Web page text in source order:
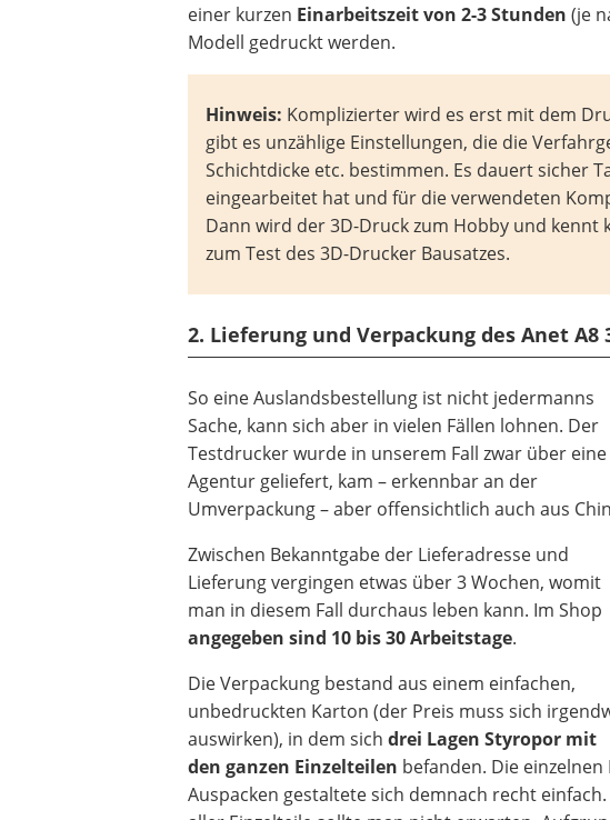
einer kurzen Einarbeitszeit von 2-3 Stunden (je
Modell gedruckt werden.
Hinweis: Komplizierter wird es erst mit dem
gibt es unzählige Einstellungen, die die
Schichtdicke etc. bestimmen. Es dauert sicher
eingearbeitet hat und für die verwendeten
Dann wird der 3D-Druck zum Hobby und
zum Test des 3D-Drucker Bausatzes.
2. Lieferung und Verpackung des Anet A8
So eine Auslandsbestellung ist nicht jedermanns
Sache, kann sich aber in vielen Fällen lohnen. Der
Testdrucker wurde in unserem Fall zwar über eine
Agentur geliefert, kam – erkennbar an der
Umverpackung – aber offensichtlich auch aus
Zwischen Bekanntgabe der Lieferadresse und
Lieferung vergingen etwas über 3 Wochen, womit
man in diesem Fall durchaus leben kann. Im Shop
angegeben sind 10 bis 30 Arbeitstage.
Die Verpackung bestand aus einem einfachen,
unbedruckten Karton (der Preis muss sich
auswirken), in dem sichdrei Lagen Styropor mit
den ganzen Einzelteilen befanden. Die
Auspacken gestaltete sich demnach recht